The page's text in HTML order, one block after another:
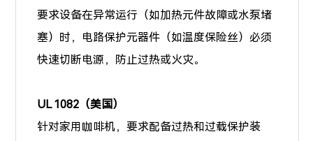
要求设备在异常运行（如加热元件故障或水泵堵
塞）时，电路保护元器件（如温度保险丝）必须
快速切断电源，防止过热或火灾。
UL 1082（美国）
针对家用咖啡机，要求配备过热和过载保护装